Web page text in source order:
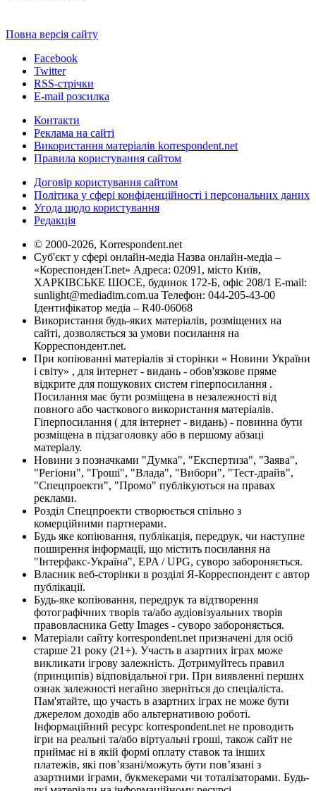
Повна версія сайту
Facebook
Twitter
RSS-стрічки
E-mail розсилка
Контакти
Реклама на сайті
Використання матеріалів korrespondent.net
Правила користування сайтом
Договір користування сайтом
Політика у сфері конфіденційності і персональних даних
Угода щодо користування
Редакція
© 2000-2026, Korrespondent.net
Суб'єкт у сфері онлайн-медіа Назва онлайн-медіа –
«КореспонденТ.net» Адреса: 02091, місто Київ,
ХАРКІВСЬКЕ ШОСЕ, будинок 172-Б, офіс 208/1 E-mail:
sunlight@mediadim.com.ua Телефон: 044-205-43-00
Ідентифікатор медіа – R40-06068
Використання будь-яких матеріалів, розміщених на
сайті, дозволяється за умови посилання на
Корреспондент.net.
При копіюванні матеріалів зі сторінки « Новини України
і світу» , для інтернет - видань - обов'язкове пряме
відкрите для пошукових систем гіперпосилання .
Посилання має бути розміщена в незалежності від
повного або часткового використання матеріалів.
Гіперпосилання ( для інтернет - видань) - повинна бути
розміщена в підзаголовку або в першому абзаці
матеріалу.
Новини з позначками "Думка", "Експертиза", "Заява",
"Регіони", "Гроші", "Влада", "Вибори", "Тест-драйв",
"Спецпроекти", "Промо" публікуються на правах
реклами.
Розділ Спецпроекти створюється спільно з
комерційними партнерами.
Будь яке копіювання, публікація, передрук, чи наступне
поширення інформації, що містить посилання на
"Інтерфакс-Україна", EPA / UPG, суворо забороняється.
Власник веб-сторінки в розділі Я-Корреспондент є автор
публікації.
Будь-яке копіювання, передрук та відтворення
фотографічних творів та/або аудіовізуальних творів
правовласника Getty Images - суворо забороняється.
Матеріали сайту korrespondent.net призначені для осіб
старше 21 року (21+). Участь в азартних іграх може
викликати ігрову залежність. Дотримуйтесь правил
(принципів) відповідальної гри. При виявленні перших
ознак залежності негайно зверніться до спеціаліста.
Пам'ятайте, що участь в азартних іграх не може бути
джерелом доходів або альтернативою роботі.
Інформаційний ресурс korrespondent.net не проводить
ігри на реальні та/або віртуальні гроші, також сайт не
приймає ні в якій формі оплату ставок та інших
платежів, які пов’язані/можуть бути пов’язані з
азартними іграми, букмекерами чи тоталізаторами. Будь-